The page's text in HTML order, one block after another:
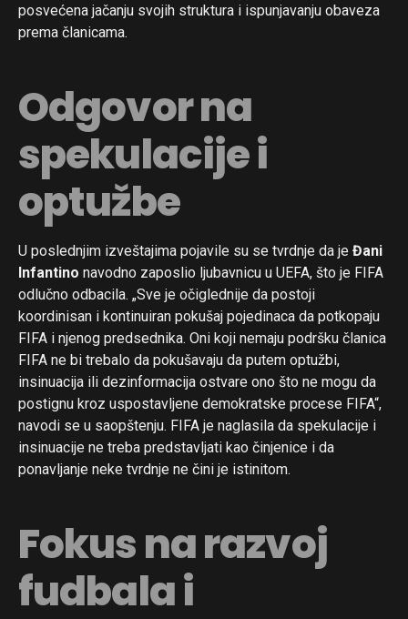
posvećena jačanju svojih struktura i ispunjavanju obaveza
prema članicama.
Odgovor na
spekulacije i
optužbe
U poslednjim izveštajima pojavile su se tvrdnje da je Đani
Infantino navodno zaposlio ljubavnicu u UEFA, što je FIFA
odlučno odbacila. „Sve je očiglednije da postoji
koordinisan i kontinuiran pokušaj pojedinaca da potkopaju
FIFA i njenog predsednika. Oni koji nemaju podršku članica
FIFA ne bi trebalo da pokušavaju da putem optužbi,
insinuacija ili dezinformacija ostvare ono što ne mogu da
postignu kroz uspostavljene demokratske procese FIFA“,
navodi se u saopštenju. FIFA je naglasila da spekulacije i
insinuacije ne treba predstavljati kao činjenice i da
ponavljanje neke tvrdnje ne čini je istinitom.
Fokus na razvoj
fudbala i